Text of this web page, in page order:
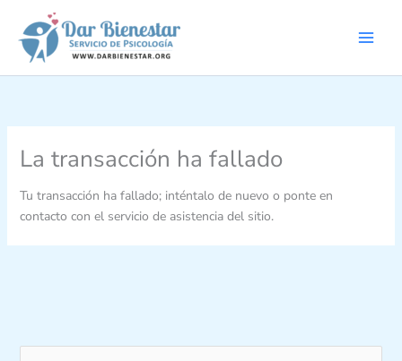
contenido
La transacción ha fallado
Tu transacción ha fallado; inténtalo de nuevo o ponte en
contacto con el servicio de asistencia del sitio.